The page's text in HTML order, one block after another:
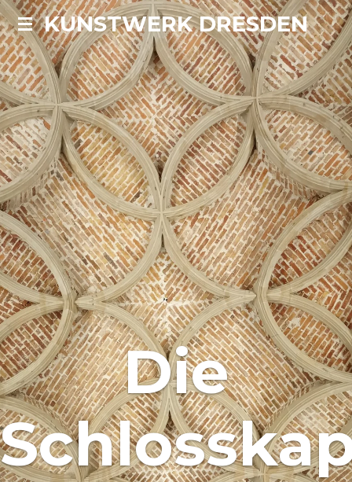
Zum
Hauptinhalt
springen
KUNSTWERK DRESDEN
Die